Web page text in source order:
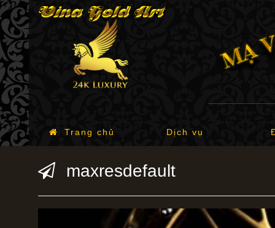
Trang chủ Dịch vụ
maxresdefault